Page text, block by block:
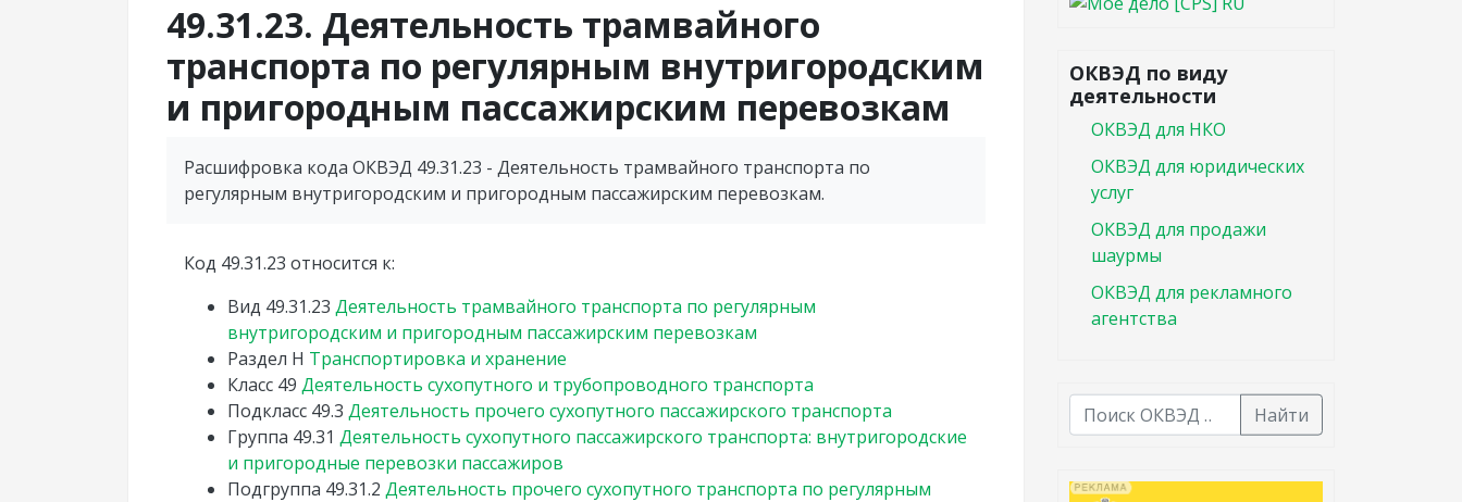
49.31.23. Деятельность трамвайного
транспорта по регулярным внутригородским
и пригородным пассажирским перевозкам
Расшифровка кода ОКВЭД 49.31.23 - Деятельность трамвайного транспорта по
регулярным внутригородским и пригородным пассажирским перевозкам.
Код 49.31.23 относится к:
Вид 49.31.23 Деятельность трамвайного транспорта по регулярным
внутригородским и пригородным пассажирским перевозкам
Раздел H Транспортировка и хранение
Класс 49 Деятельность сухопутного и трубопроводного транспорта
Подкласс 49.3 Деятельность прочего сухопутного пассажирского транспорта
Группа 49.31 Деятельность сухопутного пассажирского транспорта: внутригородские
и пригородные перевозки пассажиров
Подгруппа 49.31.2 Деятельность прочего сухопутного транспорта по регулярным
ОКВЭД по виду
деятельности
ОКВЭД для НКО
ОКВЭД для юридических
услуг
ОКВЭД для продажи
шаурмы
ОКВЭД для рекламного
агентства
Найти
В списке найденных результатов